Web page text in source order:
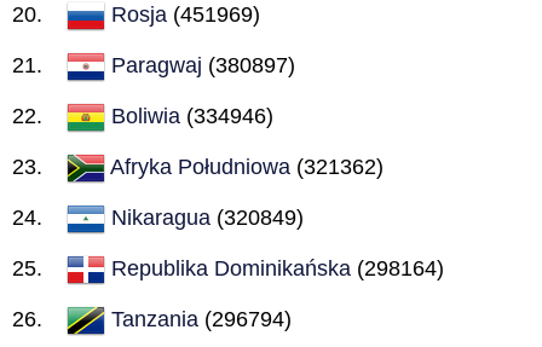
Rosja (451969)
Paragwaj (380897)
Boliwia (334946)
Afryka Południowa (321362)
Nikaragua (320849)
Republika Dominikańska (298164)
Tanzania (296794)